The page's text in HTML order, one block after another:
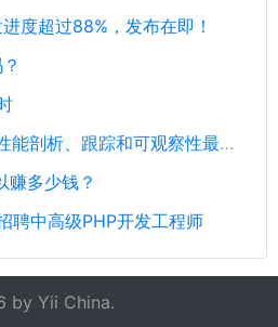
度超过88%，发布在即！
微服务系列 | PHP实现性能剖析、跟踪和可观察性最佳实践
赚多少钱？
聘中高级PHP开发工程师
by Yii China.